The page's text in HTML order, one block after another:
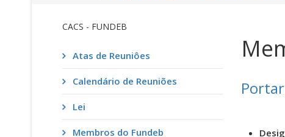
CACS - FUNDEB
Atas de Reuniôes
Calendário de Reuniões
Lei
Membros do Fundeb